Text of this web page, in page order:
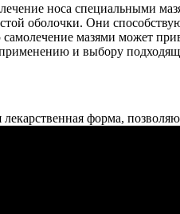
носа специальными
оболочки. Они
мазями может
и выбору
форма,